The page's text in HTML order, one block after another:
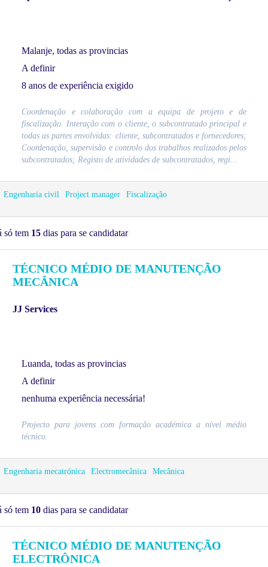
Malanje, todas as provincias
A definir
8 anos de experiência exigido
Coordenação e colaboração com a equipa de projeto e de
fiscalização. Interação com o cliente, o subcontratado principal e
todas as partes envolvidas: cliente, subcontratados e fornecedores;
Coordenação, supervisão e controlo dos trabalhos realizados pelos
subcontratados; Registo de atividades de subcontratados, regi...
Engenharia civil Project manager Fiscalização
só tem 15 dias para se candidatar
TÉCNICO MÉDIO DE MANUTENÇÃO
MECÂNICA
JJ Services
Luanda, todas as provincias
A definir
nenhuma experiência necessária!
Projecto para jovens com formação académica a nível médio
técnico.
Engenharia mecatrónica Electromecânica Mecânica
só tem 10 dias para se candidatar
TÉCNICO MÉDIO DE MANUTENÇÃO
ELECTRÔNICA